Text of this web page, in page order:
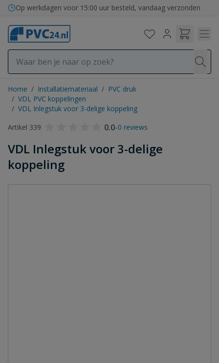
Ga naar de inhoud
Op werkdagen voor 15:00 uur besteld, vandaag verzonden
Home / Installatiemateriaal / PVC druk
/ VDL PVC koppelingen
/ VDL Inlegstuk voor 3-delige koppeling
Artikel 339
0.0-0 reviews
VDL Inlegstuk voor 3-delige
koppeling